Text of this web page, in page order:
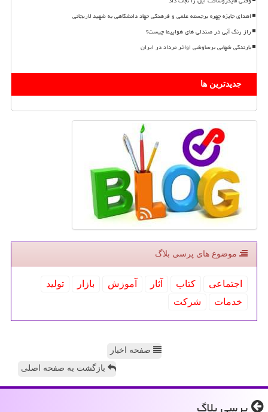
اهدای جایزه چهره برجسته علمی و فرهنگی جهاد دانشگاهی به شهید لاریجانی
راز رنگ آبی در صندلی های هواپیما چیست؟
بارندگی شهابی برساوشی اواخر مرداد در ایران
جدیدترین ها
موضوع های پرسی بلاگ
اجتماعی كتاب آثار آموزش بازار
تولید
خدمات
شركت
صفحه اخبار
بازگشت به صفحه اصلی